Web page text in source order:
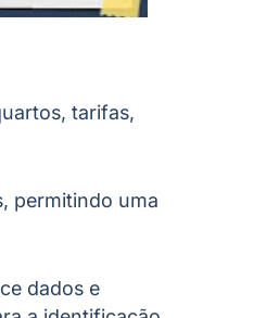
tarifas,
permitindo uma
dados e